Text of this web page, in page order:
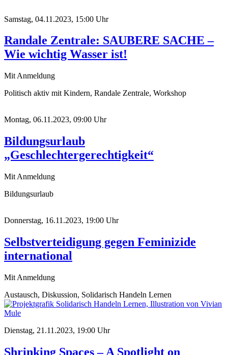
Samstag, 04.11.2023, 15:00 Uhr
Randale Zentrale: SAUBERE SACHE –
Wie wichtig Wasser ist!
Mit Anmeldung
Politisch aktiv mit Kindern, Randale Zentrale, Workshop
Montag, 06.11.2023, 09:00 Uhr
Bildungsurlaub
„Geschlechtergerechtigkeit“
Mit Anmeldung
Bildungsurlaub
Donnerstag, 16.11.2023, 19:00 Uhr
Selbstverteidigung gegen Feminizide
international
Mit Anmeldung
Austausch, Diskussion, Solidarisch Handeln Lernen
Dienstag, 21.11.2023, 19:00 Uhr
Shrinking Spaces – A Spotlight on